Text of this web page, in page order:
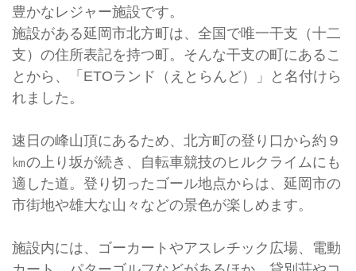
豊かなレジャー施設です。
施設がある延岡市北方町は、全国で唯一干支（十二
支）の住所表記を持つ町。そんな干支の町にあるこ
とから、「ETOランド（えとらんど）」と名付けら
れました。
速日の峰山頂にあるため、北方町の登り口から約９
㎞の上り坂が続き、自転車競技のヒルクライムにも
適した道。登り切ったゴール地点からは、延岡市の
市街地や雄大な山々などの景色が楽しめます。
施設内には、ゴーカートやアスレチック広場、電動